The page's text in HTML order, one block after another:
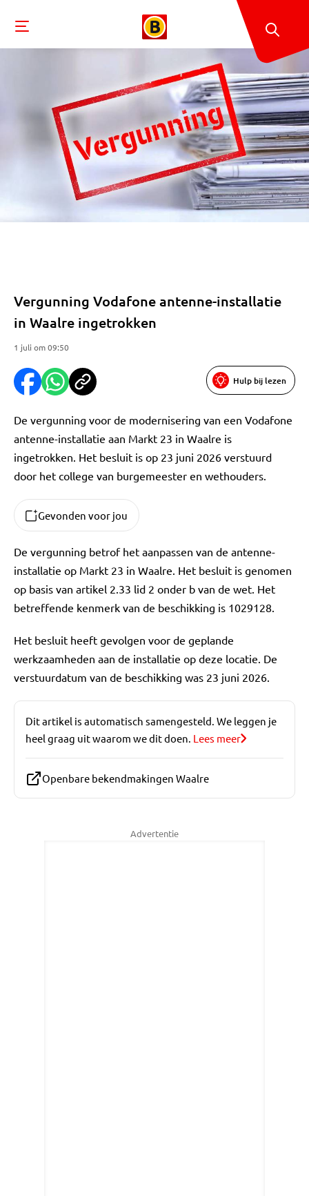
Vergunning Vodafone antenne-installatie
in Waalre ingetrokken
1 juli om 09:50
Hulp bij lezen
De vergunning voor de modernisering van een Vodafone
antenne-installatie aan Markt 23 in Waalre is
ingetrokken. Het besluit is op 23 juni 2026 verstuurd
door het college van burgemeester en wethouders.
Gevonden voor jou
De vergunning betrof het aanpassen van de antenne-
installatie op Markt 23 in Waalre. Het besluit is genomen
op basis van artikel 2.33 lid 2 onder b van de wet. Het
betreffende kenmerk van de beschikking is 1029128.
Het besluit heeft gevolgen voor de geplande
werkzaamheden aan de installatie op deze locatie. De
verstuurdatum van de beschikking was 23 juni 2026.
Dit artikel is automatisch samengesteld. We leggen je
heel graag uit waarom we dit doen. Lees meer
Openbare bekendmakingen Waalre
Advertentie